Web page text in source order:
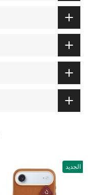
الجديد